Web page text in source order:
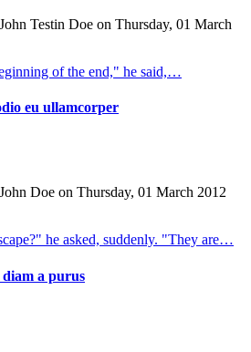
Testin Doe on Thursday, 01 March
of the end," he said,…
eu ullamcorper
Doe on Thursday, 01 March 2012
he asked, suddenly. "They are…
diam a purus